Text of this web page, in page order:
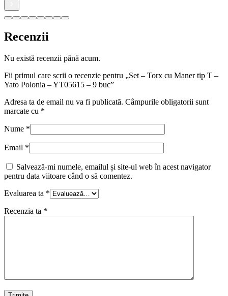
Recenzii
Nu există recenzii până acum.
Fii primul care scrii o recenzie pentru „Set – Torx cu Maner tip T –
Yato Polonia – YT05615 – 9 buc”
Adresa ta de email nu va fi publicată. Câmpurile obligatorii sunt
marcate cu *
Nume *
Email *
Salvează-mi numele, emailul și site-ul web în acest navigator
pentru data viitoare când o să comentez.
Evaluarea ta *
Recenzia ta *